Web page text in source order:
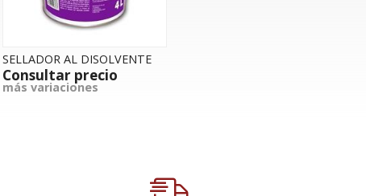
SELLADOR AL DISOLVENTE
Consultar precio
más variaciones